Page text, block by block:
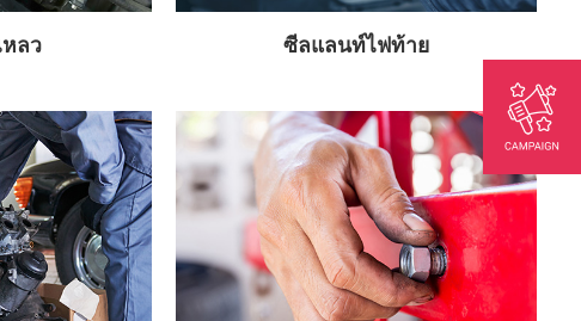
หลว ซีลแลนท์ไฟท้าย